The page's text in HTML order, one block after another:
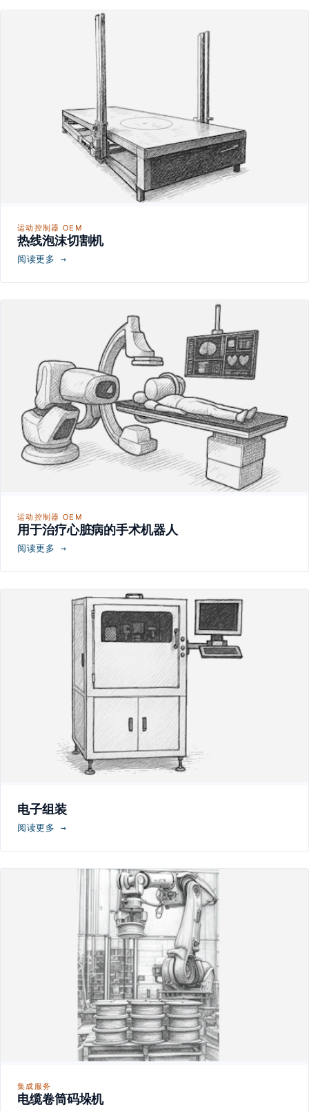
运动控制器 OEM
热线泡沫切割机
阅读更多 →
运动控制器 OEM
用于治疗心脏病的手术机器人
阅读更多 →
电子组装
阅读更多 →
集成服务
电缆卷筒码垛机